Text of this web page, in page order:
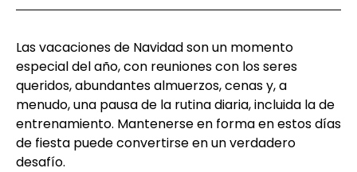
Las vacaciones de Navidad son un momento
especial del año, con reuniones con los seres
queridos, abundantes almuerzos, cenas y, a
menudo, una pausa de la rutina diaria, incluida la de
entrenamiento. Mantenerse en forma en estos días
de fiesta puede convertirse en un verdadero
desafío.